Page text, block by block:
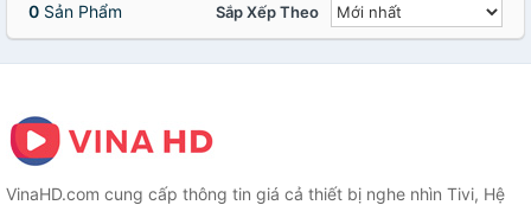
0 Sản Phẩm Sắp Xếp Theo
VinaHD.com cung cấp thông tin giá cả thiết bị nghe nhìn Tivi, Hệ